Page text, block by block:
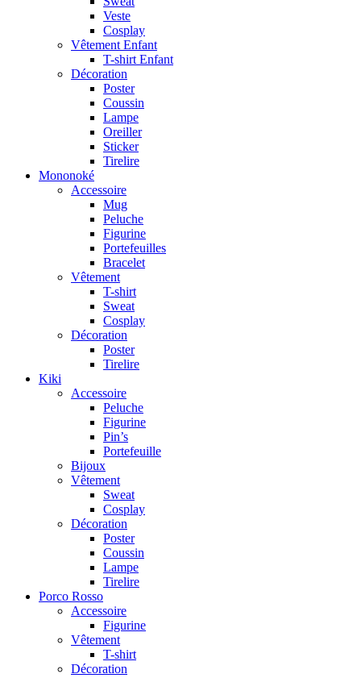
Veste
Cosplay
Vêtement Enfant
T-shirt Enfant
Décoration
Poster
Coussin
Lampe
Oreiller
Sticker
Tirelire
Mononoké
Accessoire
Mug
Peluche
Figurine
Portefeuilles
Bracelet
Vêtement
T-shirt
Sweat
Cosplay
Décoration
Poster
Tirelire
Kiki
Accessoire
Peluche
Figurine
Pin’s
Portefeuille
Bijoux
Vêtement
Sweat
Cosplay
Décoration
Poster
Coussin
Lampe
Tirelire
Porco Rosso
Accessoire
Figurine
Vêtement
T-shirt
Décoration